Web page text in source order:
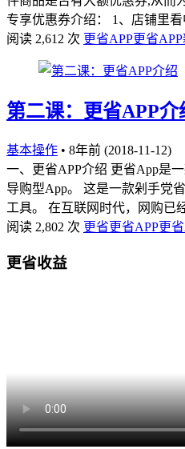
专享优惠券介绍： 1、店铺里
阅读 2,612 次 更省APP更省
第二课：更省APP介
基本操作 • 8年前 (2018-11-12)
一、更省APP介绍 更省App是
导购型App。 这是一款剁手党
工具。 在互联网时代，网购已
阅读 2,802 次 更省更省APP更
更省收益